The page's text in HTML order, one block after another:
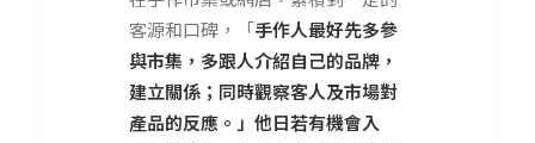
客源和口碑，「手作人最好先多參
與市集，多跟人介紹自己的品牌，
建立關係；同時觀察客人及市場對
產品的反應。」他日若有機會入